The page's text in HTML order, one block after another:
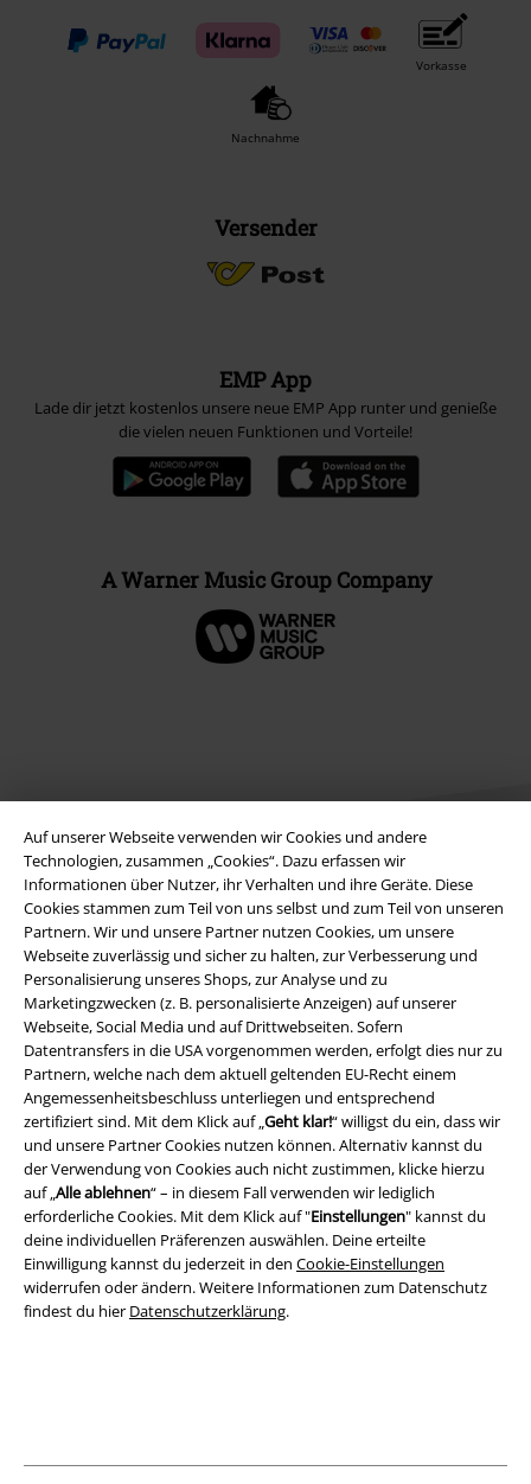
Auf unserer Webseite verwenden wir Cookies und andere
Technologien, zusammen „Cookies“. Dazu erfassen wir
Informationen über Nutzer, ihr Verhalten und ihre Geräte. Diese
Cookies stammen zum Teil von uns selbst und zum Teil von unseren
Partnern. Wir und unsere Partner nutzen Cookies, um unsere
Webseite zuverlässig und sicher zu halten, zur Verbesserung und
Personalisierung unseres Shops, zur Analyse und zu
Marketingzwecken (z. B. personalisierte Anzeigen) auf unserer
Webseite, Social Media und auf Drittwebseiten. Sofern
Datentransfers in die USA vorgenommen werden, erfolgt dies nur zu
Partnern, welche nach dem aktuell geltenden EU-Recht einem
Angemessenheitsbeschluss unterliegen und entsprechend
zertifiziert sind. Mit dem Klick auf „Geht klar!“ willigst du ein, dass wir
und unsere Partner Cookies nutzen können. Alternativ kannst du
der Verwendung von Cookies auch nicht zustimmen, klicke hierzu
auf „Alle ablehnen“ – in diesem Fall verwenden wir lediglich
erforderliche Cookies. Mit dem Klick auf "Einstellungen" kannst du
deine individuellen Präferenzen auswählen. Deine erteilte
Einwilligung kannst du jederzeit in den Cookie-Einstellungen
widerrufen oder ändern. Weitere Informationen zum Datenschutz
findest du hier Datenschutzerklärung.
Vorkasse
Nachnahme
Versender
EMP App
Lade dir jetzt kostenlos unsere neue EMP App runter und genieße
die vielen neuen Funktionen und Vorteile!
A Warner Music Group Company
Rechtliches
AGB
Impressum
Datenschutz
Entsorgung und Umweltschutz
Konformitätserklärung
Information zur Barrierefreiheit
Cookie-Einstellungen